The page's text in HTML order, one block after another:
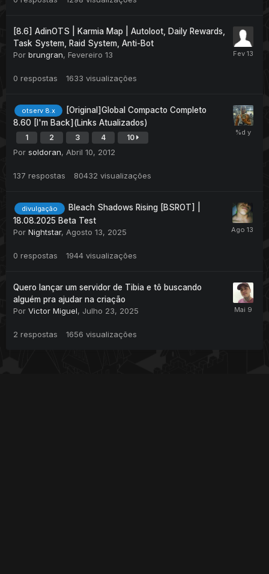
[8.6] AdinOTS | Karmia Map | Autoloot, Daily Rewards,
Task System, Raid System, Anti-Bot
Por brungran, Fevereiro 13
0 respostas 1633 visualizações
otserv 8.x
[Original]Global Compacto Completo
8.60 [I'm Back](Links Atualizados)
1 2 3 4 10
Por soldoran, Abril 10, 2012
137 respostas 80432 visualizações
divulgação
Bleach Shadows Rising [BSROT] |
18.08.2025 Beta Test
Por Nightstar, Agosto 13, 2025
0 respostas 1944 visualizações
Quero lançar um servidor de Tibia e tô buscando
alguém pra ajudar na criação
Por Victor Miguel, Julho 23, 2025
2 respostas 1656 visualizações